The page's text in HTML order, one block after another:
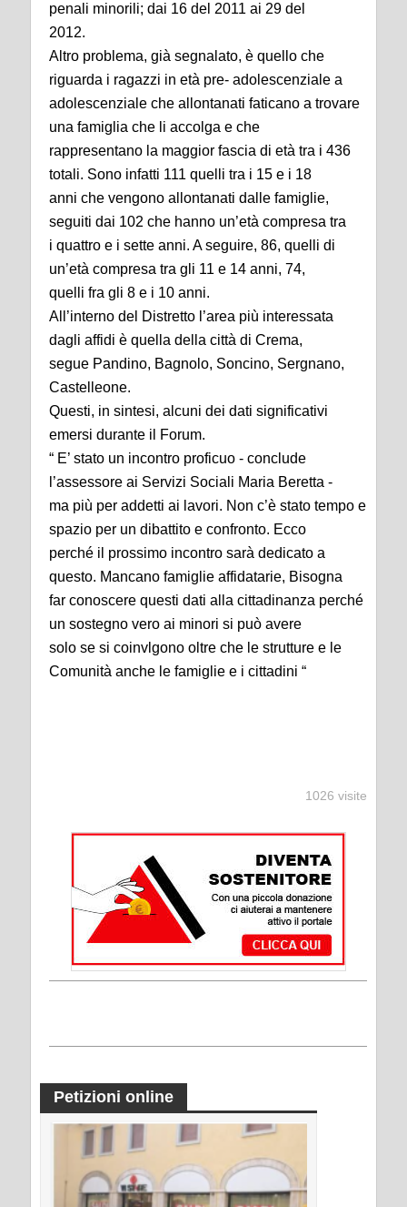
penali minorili; dai 16 del 2011 ai 29 del
2012.
Altro problema, già segnalato, è quello che
riguarda i ragazzi in età pre- adolescenziale a
adolescenziale che allontanati faticano a trovare
una famiglia che li accolga e che
rappresentano la maggior fascia di età tra i 436
totali. Sono infatti 111 quelli tra i 15 e i 18
anni che vengono allontanati dalle famiglie,
seguiti dai 102 che hanno un’età compresa tra
i quattro e i sette anni. A seguire, 86, quelli di
un’età compresa tra gli 11 e 14 anni, 74,
quelli fra gli 8 e i 10 anni.
All’interno del Distretto l’area più interessata
dagli affidi è quella della città di Crema,
segue Pandino, Bagnolo, Soncino, Sergnano,
Castelleone.
Questi, in sintesi, alcuni dei dati significativi
emersi durante il Forum.
“ E’ stato un incontro proficuo - conclude
l’assessore ai Servizi Sociali Maria Beretta -
ma più per addetti ai lavori. Non c’è stato tempo e
spazio per un dibattito e confronto. Ecco
perché il prossimo incontro sarà dedicato a
questo. Mancano famiglie affidatarie, Bisogna
far conoscere questi dati alla cittadinanza perché
un sostegno vero ai minori si può avere
solo se si coinvlgono oltre che le strutture e le
Comunità anche le famiglie e i cittadini “
1026 visite
Petizioni online